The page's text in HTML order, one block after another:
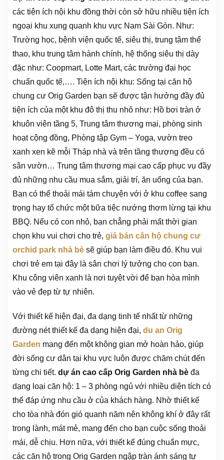
các tiện ích nội khu đồng thời còn sở hữu nhiều tiện ích
ngoại khu xung quanh khu vực Nam Sài Gòn. Như:
Trường học, bệnh viện quốc tế, siêu thị, trung tâm thể
thao, khu trung tâm hành chính, hệ thống siêu thị dày
đặc như: Coopmart, Lotte Mart, các trường đại học
chuẩn quốc tế,…. Tiện ích nội khu: Sống tại căn hộ
chung cư Orig Garden bạn sẽ được tận hưởng đầy đủ
tiện ích của một khu đô thị thu nhỏ như: Hồ bơi tràn ở
khuôn viên tầng 5, Trung tâm thương mại, phòng sinh
hoạt cộng đồng, Phòng tập Gym – Yoga, vườn treo
xanh xen kẽ mỗi Tháp nhà và trên tầng thượng đều có
sân vườn… Trung tâm thương mại cao cấp phục vụ đầy
đủ những nhu cầu mua sắm, giải trí, ăn uống của bạn.
Bạn có thể thoải mái tám chuyện với ở khu coffee sang
trọng hay tổ chức một bữa tiệc nướng thơm lừng tại khu
BBQ. Nếu có con nhỏ, bạn chẳng phải mất thời gian
chọn khu vui chơi cho trẻ, giá bán căn hộ chung cư
orchid park nhà bè sẽ giúp bạn làm điều đó. Khu vui
chơi trẻ em tại đây là sân chơi lý tưởng cho con bạn.
Khu công viên xanh là nơi tuyệt vời để bạn hòa mình
vào vẻ đẹp từ tự nhiên.
Với thiết kế hiện đại, đa dạng tinh tế nhất từ những
đường nét thiết kế đa dạng hiện đại, du an Orig
Garden mang đến một không gian mở hoàn hảo, giúp
đời sống cư dân tại khu vực luôn được chăm chút đến
từng chi tiết. dự án cao cấp Orig Garden nhà bè đa
dạng loại căn hộ: 1 – 3 phòng ngủ với nhiều diện tích có
thể đáp ứng nhu cầu ở của khách hàng. Nhờ thiết kế
cho tòa nhà đón gió quanh năm nên không khí ở đây rất
trong lành, mát mẻ, mang đến cho bạn cuộc sống thoải
mái, dễ chịu. Hơn nữa, với thiết kế đúng chuẩn mực,
các căn hộ trong Orig Garden ngập tràn ánh sáng tự